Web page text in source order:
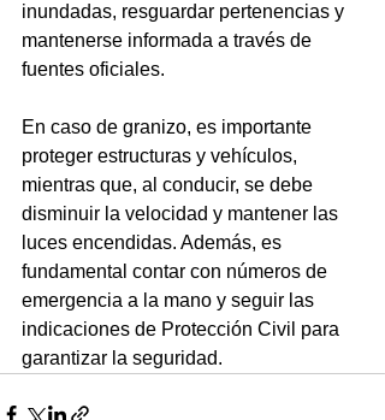
inundadas, resguardar pertenencias y
mantenerse informada a través de
fuentes oficiales.
En caso de granizo, es importante
proteger estructuras y vehículos,
mientras que, al conducir, se debe
disminuir la velocidad y mantener las
luces encendidas. Además, es
fundamental contar con números de
emergencia a la mano y seguir las
indicaciones de Protección Civil para
garantizar la seguridad.